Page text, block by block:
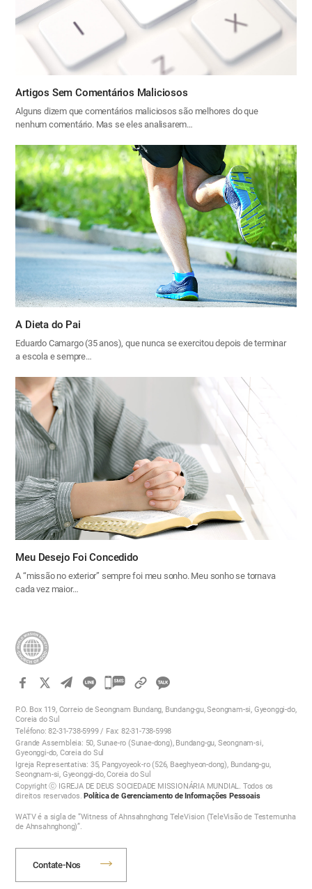
Artigos Sem Comentários Maliciosos
Alguns dizem que comentários maliciosos são melhores do que
nenhum comentário. Mas se eles analisarem…
A Dieta do Pai
Eduardo Camargo (35 anos), que nunca se exercitou depois de terminar
a escola e sempre…
Meu Desejo Foi Concedido
A “missão no exterior” sempre foi meu sonho. Meu sonho se tornava
cada vez maior…
카
오
톡
공
유
하
기
P.O. Box 119, Correio de Seongnam Bundang, Bundang-gu, Seongnam-si, Gyeonggi-do,
Coreia do Sul
Teléfono: 82-31-738-5999 / Fax: 82-31-738-5998
Grande Assembleia: 50, Sunae-ro (Sunae-dong), Bundang-gu, Seongnam-si,
Gyeonggi-do, Coreia do Sul
Igreja Representativa: 35, Pangyoyeok-ro (526, Baeghyeon-dong), Bundang-gu,
Seongnam-si, Gyeonggi-do, Coreia do Sul
Copyright ⓒ IGREJA DE DEUS SOCIEDADE MISSIONÁRIA MUNDIAL. Todos os
direitos reservados.Política de Gerenciamento de Informações Pessoais
WATV é a sigla de “Witness of Ahnsahnghong TeleVision (TeleVisão de Testemunha
de Ahnsahnghong)”.
Contate-Nos